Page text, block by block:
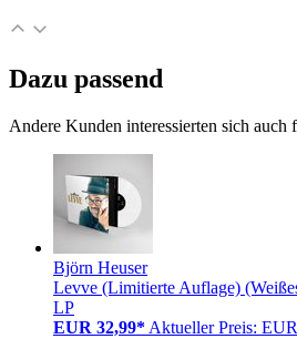
Dazu passend
Andere Kunden interessierten sich auch
Björn Heuser
Levve (Limitierte Auflage)
LP
EUR 32,99* Aktueller Preis: